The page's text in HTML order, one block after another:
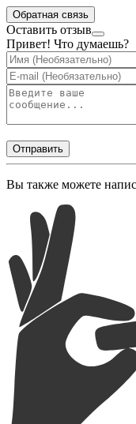
Обратная связь
Оставить отзыв
Привет! Что думаешь?
Отправить
Вы также можете